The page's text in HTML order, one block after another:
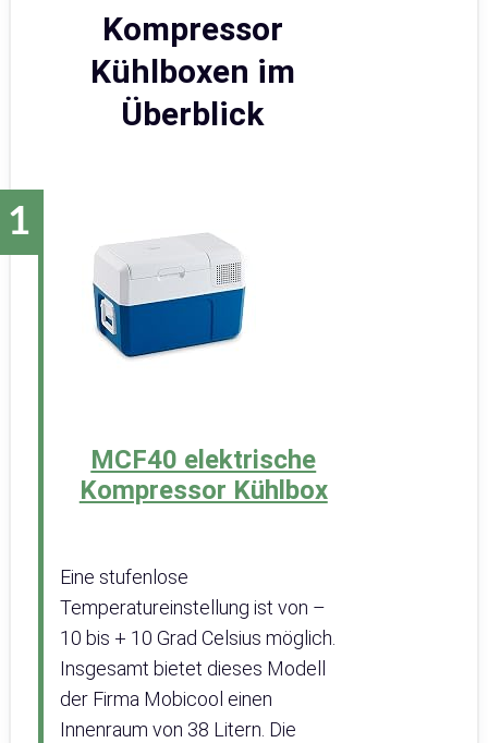
Kompressor
Kühlboxen im
Überblick
MCF40 elektrische
Kompressor Kühlbox
Eine stufenlose
Temperatureinstellung ist von –
10 bis + 10 Grad Celsius möglich.
Insgesamt bietet dieses Modell
der Firma Mobicool einen
Innenraum von 38 Litern. Die